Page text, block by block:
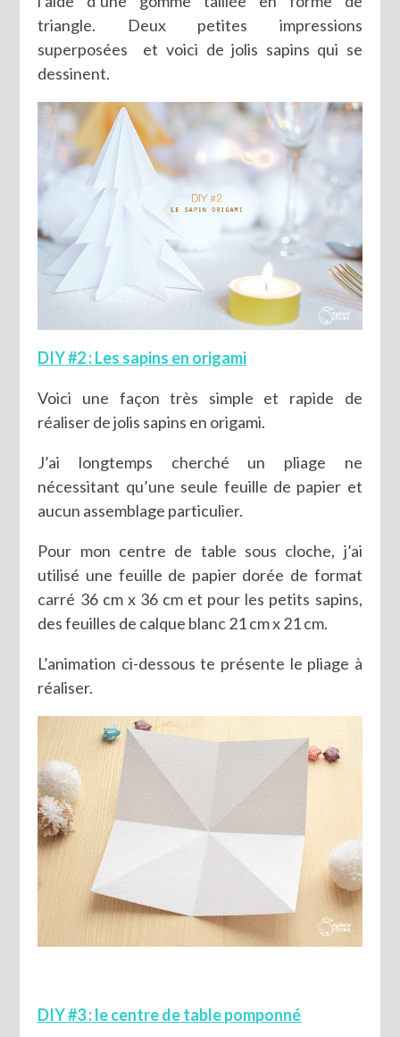
triangle. Deux petites impressions
superposées et voici de jolis sapins qui se
dessinent.
DIY #2 : Les sapins en origami
Voici une façon très simple et rapide de
réaliser de jolis sapins en origami.
J’ai longtemps cherché un pliage ne
nécessitant qu’une seule feuille de papier et
aucun assemblage particulier.
Pour mon centre de table sous cloche, j’ai
utilisé une feuille de papier dorée de format
carré 36 cm x 36 cm et pour les petits sapins,
des feuilles de calque blanc 21 cm x 21 cm.
L’animation ci-dessous te présente le pliage à
réaliser.
DIY #3 : le centre de table pomponné